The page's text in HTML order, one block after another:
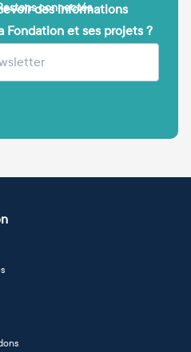
des informations
Fondation et ses projets ?
(obligatoire)
connectés